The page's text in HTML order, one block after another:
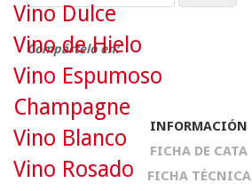
Compártelo en:
INFORMACIÓN
FICHA DE CATA
FICHA TÉCNICA
Vino Dulce
Vino de Hielo
Vino Espumoso
Champagne
Vino Blanco
Vino Rosado